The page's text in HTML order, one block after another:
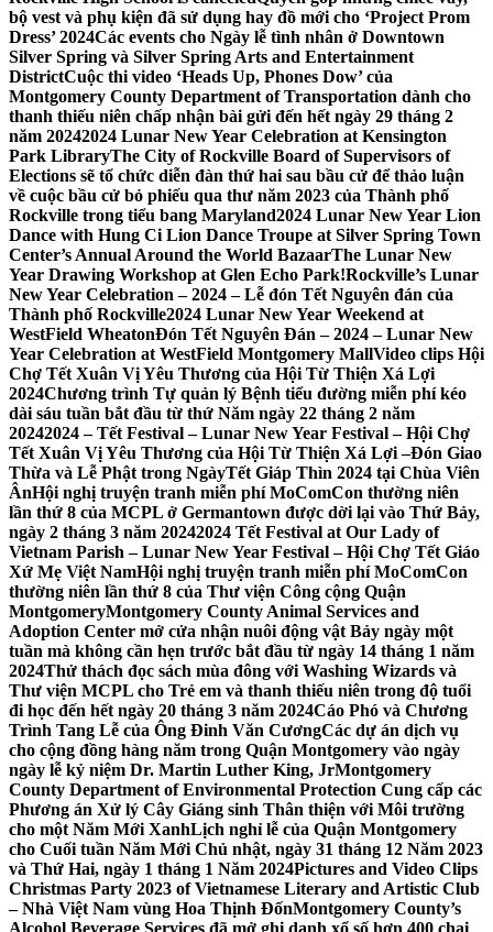
bộ vest và phụ kiện đã sử dụng hay đồ mới cho ‘Project Prom
Dress’ 2024Các events cho Ngày lễ tình nhân ở Downtown
Silver Spring và Silver Spring Arts and Entertainment
DistrictCuộc thi video ‘Heads Up, Phones Dow’ của
Montgomery County Department of Transportation dành cho
thanh thiếu niên chấp nhận bài gửi đến hết ngày 29 tháng 2
năm 20242024 Lunar New Year Celebration at Kensington
Park LibraryThe City of Rockville Board of Supervisors of
Elections sẽ tổ chức diễn đàn thứ hai sau bầu cử để thảo luận
về cuộc bầu cử bỏ phiếu qua thư năm 2023 của Thành phố
Rockville trong tiểu bang Maryland2024 Lunar New Year Lion
Dance with Hung Ci Lion Dance Troupe at Silver Spring Town
Center’s Annual Around the World BazaarThe Lunar New
Year Drawing Workshop at Glen Echo Park!Rockville’s Lunar
New Year Celebration – 2024 – Lễ đón Tết Nguyên đán của
Thành phố Rockville2024 Lunar New Year Weekend at
WestField WheatonĐón Tết Nguyên Đán – 2024 – Lunar New
Year Celebration at WestField Montgomery MallVideo clips Hội
Chợ Tết Xuân Vị Yêu Thương của Hội Từ Thiện Xá Lợi
2024Chương trình Tự quản lý Bệnh tiểu đường miễn phí kéo
dài sáu tuần bắt đầu từ thứ Năm ngày 22 tháng 2 năm
20242024 – Tết Festival – Lunar New Year Festival – Hội Chợ
Tết Xuân Vị Yêu Thương của Hội Từ Thiện Xá Lợi –Đón Giao
Thừa và Lễ Phật trong NgàyTết Giáp Thìn 2024 tại Chùa Viên
ÂnHội nghị truyện tranh miễn phí MoComCon thường niên
lần thứ 8 của MCPL ở Germantown được dời lại vào Thứ Bảy,
ngày 2 tháng 3 năm 20242024 Tết Festival at Our Lady of
Vietnam Parish – Lunar New Year Festival – Hội Chợ Tết Giáo
Xứ Mẹ Việt NamHội nghị truyện tranh miễn phí MoComCon
thường niên lần thứ 8 của Thư viện Công cộng Quận
MontgomeryMontgomery County Animal Services and
Adoption Center mở cửa nhận nuôi động vật Bảy ngày một
tuần mà không cần hẹn trước bắt đầu từ ngày 14 tháng 1 năm
2024Thử thách đọc sách mùa đông với Washing Wizards và
Thư viện MCPL cho Trẻ em và thanh thiếu niên trong độ tuổi
đi học đến hết ngày 20 tháng 3 năm 2024Cáo Phó và Chương
Trình Tang Lễ của Ông Đinh Văn CươngCác dự án dịch vụ
cho cộng đồng hàng năm trong Quận Montgomery vào ngày
ngày lễ kỷ niệm Dr. Martin Luther King, JrMontgomery
County Department of Environmental Protection Cung cấp các
Phương án Xử lý Cây Giáng sinh Thân thiện với Môi trường
cho một Năm Mới XanhLịch nghỉ lễ của Quận Montgomery
cho Cuối tuần Năm Mới Chủ nhật, ngày 31 tháng 12 Năm 2023
và Thứ Hai, ngày 1 tháng 1 Năm 2024Pictures and Video Clips
Christmas Party 2023 of Vietnamese Literary and Artistic Club
– Nhà Việt Nam vùng Hoa Thịnh ĐốnMontgomery County’s
Alcohol Beverage Services đã mở ghi danh xổ số hơn 400 chai